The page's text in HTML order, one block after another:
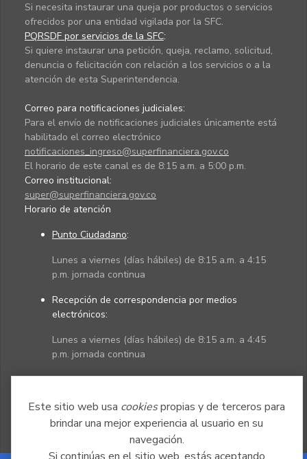
Este sitio web usa cookiespropias y de terceros para
brindar una mejor experiencia al usuario en su
navegación.
Si necesita instaurar una queja por productos o servicios
ofrecidos por una entidad vigilada por la SFC.
PQRSDF por servicios de la SFC:
Si quiere instaurar una petición, queja, reclamo, solicitud,
denuncia o felicitación con relación a los servicios o a la
atención de esta Superintendencia.
Correo para notificaciones judiciales:
Para el envío de notificaciones judiciales únicamente está
habilitado el correo electrónico
notificaciones_ingreso@superfinanciera.gov.co
El horario de este canal es de 8:15 a.m. a 5:00 p.m.
Correo institucional:
super@superfinanciera.gov.co
Horario de atención
Punto Ciudadano:
Lunes a viernes (días hábiles) de 8:15 a.m. a 4:15
p.m. jornada continua
Recepción de correspondencia por medios
electrónicos:
Lunes a viernes (días hábiles) de 8:15 a.m. a 4:45
p.m. jornada continua